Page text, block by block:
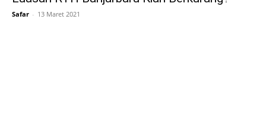
Safar - 13 Maret 2021